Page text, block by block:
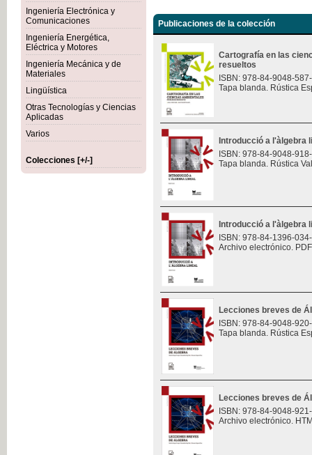
Ingeniería Electrónica y
Comunicaciones
Ingeniería Energética,
Eléctrica y Motores
Ingeniería Mecánica y de
Materiales
Lingüística
Otras Tecnologías y Ciencias
Aplicadas
Varios
Colecciones [+/-]
Publicaciones de la colección
Cartografía en las
resueltos
ISBN: 978-84-9048-
Tapa blanda. Rústica
Introducció a l'àlgebra
ISBN: 978-84-9048-
Tapa blanda. Rústica
Introducció a l'àlgebra
ISBN: 978-84-1396-
Archivo electrónico.
Lecciones breves de
ISBN: 978-84-9048-
Tapa blanda. Rústica
Lecciones breves de
ISBN: 978-84-9048-
Archivo electrónico.